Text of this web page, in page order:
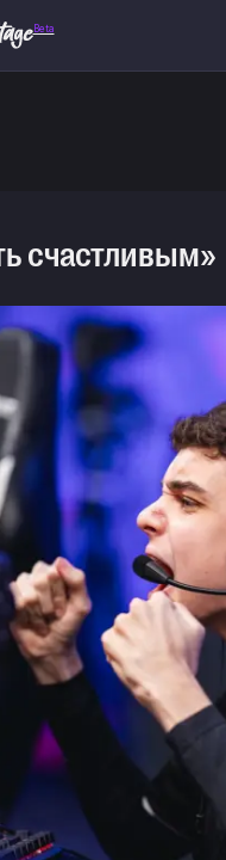
Beta
счастливым»